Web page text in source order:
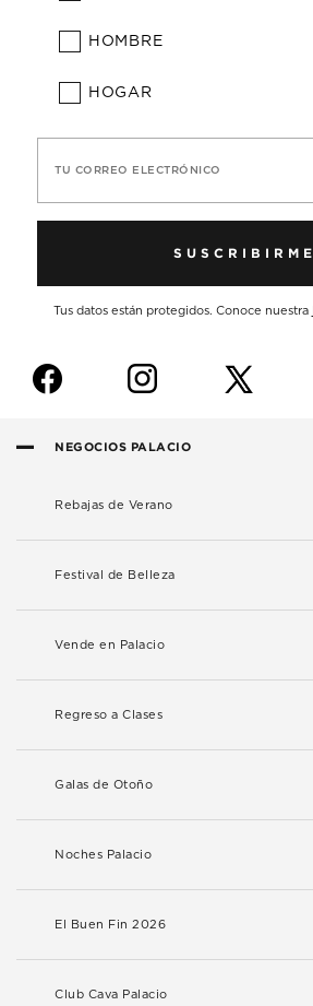
HOMBRE
HOGAR
TU CORREO ELECTRÓNICO
SUSCRIBIRME
Tus datos están protegidos. Conoce nuestra
f i
NEGOCIOS PALACIO
Rebajas de Verano
Festival de Belleza
Vende en Palacio
Regreso a Clases
Galas de Otoño
Noches Palacio
El Buen Fin 2026
Club Cava Palacio